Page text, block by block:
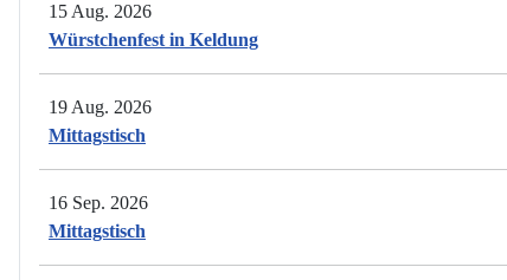
15 Aug. 2026
Würstchenfest in Keldung
19 Aug. 2026
Mittagstisch
16 Sep. 2026
Mittagstisch